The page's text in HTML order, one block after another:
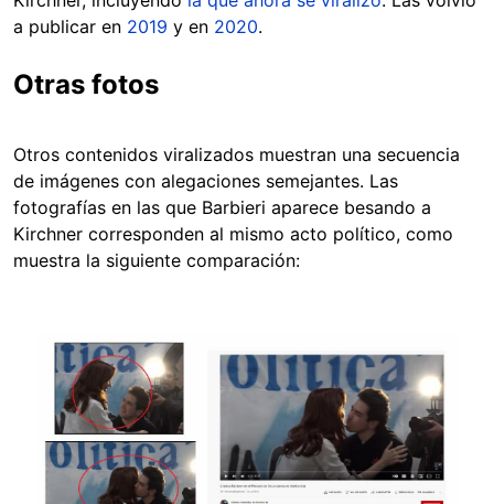
a publicar en 2019 y en 2020.
Otras fotos
Otros contenidos viralizados muestran una secuencia
de imágenes con alegaciones semejantes. Las
fotografías en las que Barbieri aparece besando a
Kirchner corresponden al mismo acto político, como
muestra la siguiente comparación:
Image